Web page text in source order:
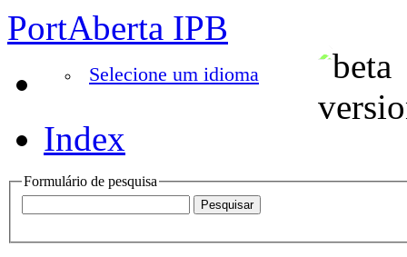
PortAberta IPB
Selecione um idioma
Index
Formulário de pesquisa